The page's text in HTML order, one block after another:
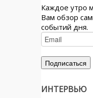
Каждое утро
Вам обзор
событий дня.
ИНТЕРВЬЮ